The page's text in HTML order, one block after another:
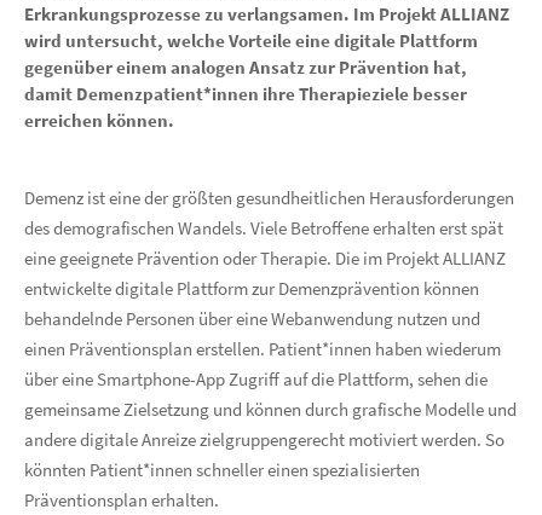
Erkrankungsprozesse zu verlangsamen. Im Projekt ALLIANZ
wird untersucht, welche Vorteile eine digitale Plattform
gegenüber einem analogen Ansatz zur Prävention hat,
damit Demenzpatient*innen ihre Therapieziele besser
erreichen können.
Demenz ist eine der größten gesundheitlichen Herausforderungen
des demografischen Wandels. Viele Betroffene erhalten erst spät
eine geeignete Prävention oder Therapie. Die im Projekt ALLIANZ
entwickelte digitale Plattform zur Demenzprävention können
behandelnde Personen über eine Webanwendung nutzen und
einen Präventionsplan erstellen. Patient*innen haben wiederum
über eine Smartphone-App Zugriff auf die Plattform, sehen die
gemeinsame Zielsetzung und können durch grafische Modelle und
andere digitale Anreize zielgruppengerecht motiviert werden. So
könnten Patient*innen schneller einen spezialisierten
Präventionsplan erhalten.